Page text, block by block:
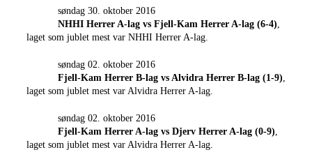
søndag 30. oktober 2016
NHHI Herrer A-lag vs Fjell-Kam Herrer A-lag (6-4),
laget som jublet mest var NHHI Herrer A-lag.
søndag 02. oktober 2016
Fjell-Kam Herrer B-lag vs Alvidra Herrer B-lag (1-9),
laget som jublet mest var Alvidra Herrer A-lag.
søndag 02. oktober 2016
Fjell-Kam Herrer A-lag vs Djerv Herrer A-lag (0-9),
laget som jublet mest var Alvidra Herrer A-lag.